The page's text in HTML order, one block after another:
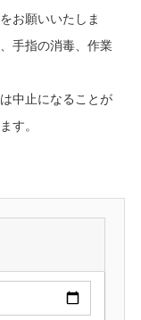
お願いいたしま
手指の消毒、作業
中止になることが
す。